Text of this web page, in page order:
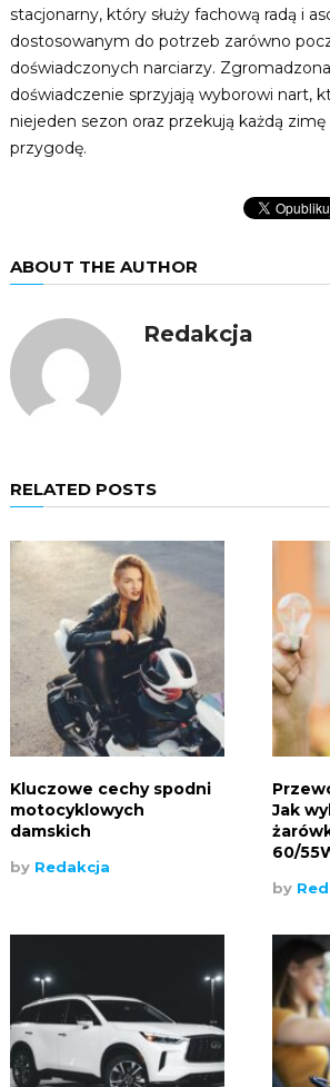
stacjonarny, który służy fachową radą i
dostosowanym do potrzeb zarówno
doświadczonych narciarzy.
doświadczenie sprzyjają wyborowi nart,
niejeden sezon oraz przekują każdą
przygodę.
ABOUT THE AUTHOR
Redakcja
RELATED POSTS
Kluczowe cechy spodni
motocyklowych
damskich
by Redakcja
Jak
60/
by